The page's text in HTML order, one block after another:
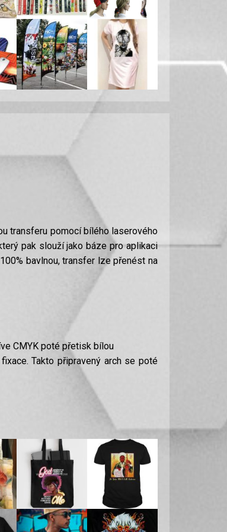
transferu pomocí bílého laserového
pak slouží jako báze pro aplikaci
bavlnou, transfer lze přenést na
CMYK poté přetisk bílou
Takto připravený arch se poté